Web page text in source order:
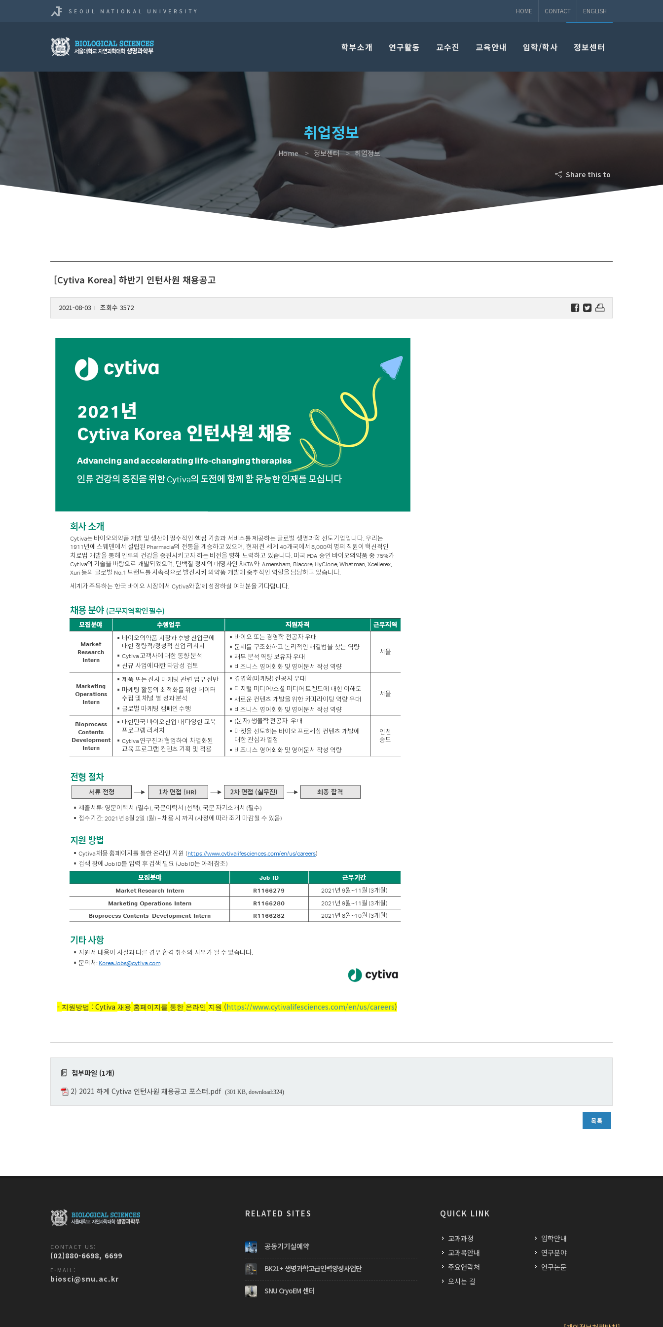
HOME CONTACT ENGLISH
학부소개 연구활동 교수진 교육안내 입학/학사 정보센터
취업정보
Home 정보센터 취업정보
Share this to
[Cytiva Korea] 하반기 인턴사원 채용공고
2021-08-03 l 조회수 3572
- 지원방법 : Cytiva 채용 홈페이지를 통한 온라인 지원 (https://www.cytivalifesciences.com/en/us/careers)
첨부파일 (1개)
2) 2021 하계 Cytiva 인턴사원 채용공고 포스터.pdf (301 KB, download:324)
목록
CONTACT US:
(02)880-6698, 6699
E-MAIL:
biosci@snu.ac.kr
RELATED SITES
공동기기실예약
BK21+ 생명과학고급인력양성사업단
SNU CryoEM 센터
QUICK LINK
교과과정
교과목안내
주요연락처
오시는 길
입학안내
연구분야
연구논문